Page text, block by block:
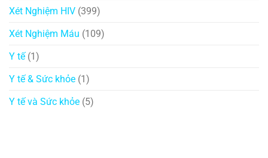
Xét Nghiệm HIV (399)
Xét Nghiệm Máu (109)
Y tế(1)
Y tế & Sức khỏe (1)
Y tế và Sức khỏe (5)